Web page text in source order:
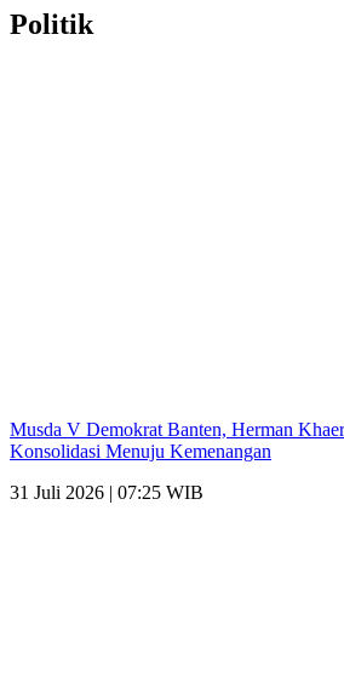
Politik
Musda V Demokrat Banten, Herman
Konsolidasi Menuju Kemenangan
31 Juli 2026 | 07:25 WIB